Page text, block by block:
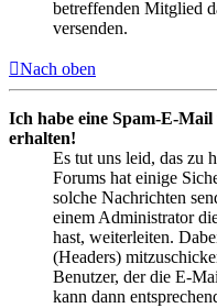
betreffenden Mitglied
versenden.
Nach oben
Ich habe eine Spam-E-
erhalten!
Es tut uns leid, das zu
Forums hat einige
solche Nachrichten
einem Administrator
hast, weiterleiten.
(Headers)
Benutzer, der die E-
kann dann